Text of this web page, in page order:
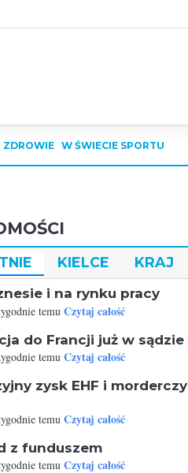
ZDROWIE W ŚWIECIE SPORTU
KIELCE KRAJ
i na rynku pracy
temu Czytaj całość
do Francji już w sądzie
temu Czytaj całość
zysk EHF i morderczy
temu Czytaj całość
z funduszem
temu Czytaj całość